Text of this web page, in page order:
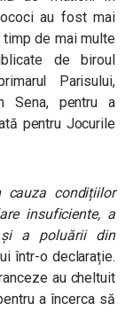
au fost mai
timp de mai multe
de biroul
Parisului,
Sena, pentru a
pentru Jocurile
cauza condițiilor
insuficiente, a
și a poluării din
într-o declarație.
au cheltuit
a încerca să